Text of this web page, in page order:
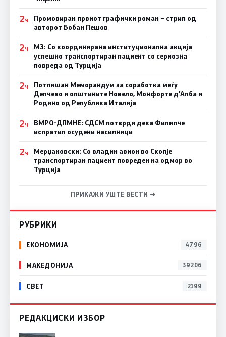
2Ч
Промовиран првиот графички роман – стрип од
авторот Бобан Пешов
2Ч
МЗ: Со координирана институционална акција
успешно транспортиран пациент со сериозна
повреда од Турција
2Ч
Потпишан Меморандум за соработка меѓу
Делчево и општините Новело, Монфорте д’Алба и
Родино од Република Италија
2Ч
ВМРО-ДПМНЕ: СДСM потврди дека Филипче
испратил осудени насилници
2Ч
Мерџановски: Со владин авион во Скопје
транспортиран пациент повреден на одмор во
Турција
ПРИКАЖИ УШТЕ ВЕСТИ →
РУБРИКИ
ЕКОНОМИЈА 4796
МАКЕДОНИЈА 39206
СВЕТ 2199
РЕДАКЦИСКИ ИЗБОР